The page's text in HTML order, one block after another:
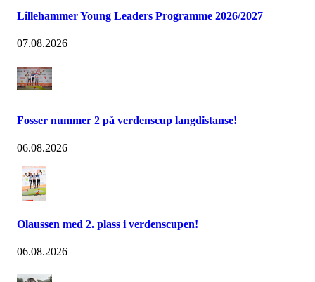
Lillehammer Young Leaders Programme 2026/2027
07.08.2026
Fosser nummer 2 på verdenscup langdistanse!
06.08.2026
Olaussen med 2. plass i verdenscupen!
06.08.2026